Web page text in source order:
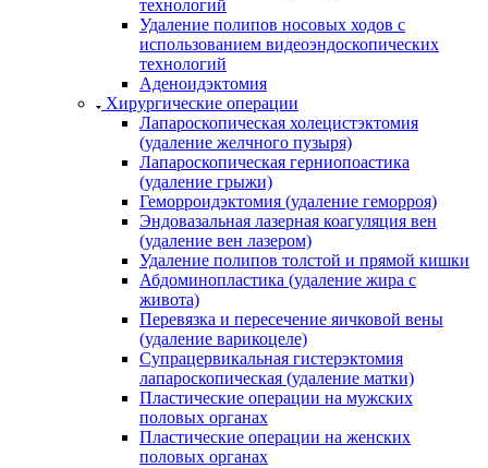
технологий
Удаление полипов носовых ходов с
использованием видеоэндоскопических
технологий
Аденоидэктомия
Хирургические операции
Лапароскопическая холецистэктомия
(удаление желчного пузыря)
Лапароскопическая герниопоастика
(удаление грыжи)
Геморроидэктомия (удаление геморроя)
Эндовазальная лазерная коагуляция вен
(удаление вен лазером)
Удаление полипов толстой и прямой кишки
Абдоминопластика (удаление жира с
живота)
Перевязка и пересечение яичковой вены
(удаление варикоцеле)
Супрацервикальная гистерэктомия
лапароскопическая (удаление матки)
Пластические операции на мужских
половых органах
Пластические операции на женских
половых органах